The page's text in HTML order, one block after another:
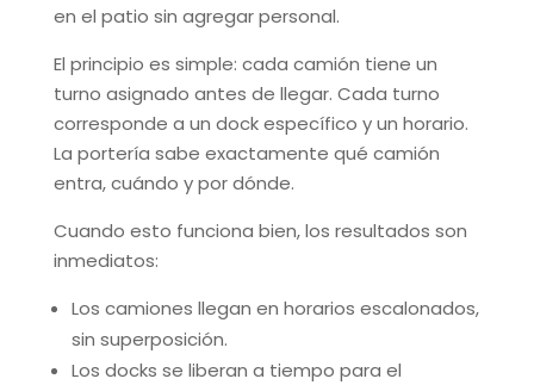
en el patio sin agregar personal.
El principio es simple: cada camión tiene un
turno asignado antes de llegar. Cada turno
corresponde a un dock específico y un horario.
La portería sabe exactamente qué camión
entra, cuándo y por dónde.
Cuando esto funciona bien, los resultados son
inmediatos:
Los camiones llegan en horarios escalonados,
sin superposición.
Los docks se liberan a tiempo para el